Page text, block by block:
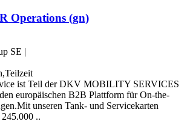
Operations (gn)
SE |
ist Teil der DKV MOBILITY SERVICES
europäischen B2B Plattform für On-the-
unseren Tank- und Servicekarten
..